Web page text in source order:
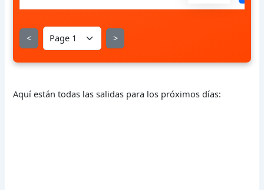
< >
Aquí están todas las salidas para los próximos días: